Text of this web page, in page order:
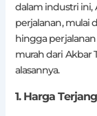
dalam industri ini,
perjalanan, mulai
hingga perjalanan
murah dari Akbar
alasannya.
1. Harga